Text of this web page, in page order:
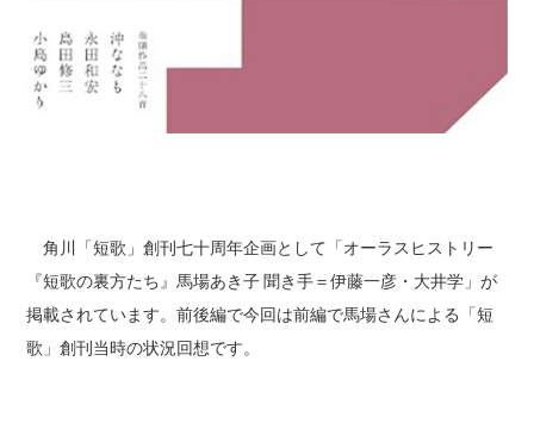
角川「短歌」創刊七十周年企画として「オーラスヒストリー
『短歌の裏方たち』馬場あき子 聞き手＝伊藤一彦・大井学」が
掲載されています。前後編で今回は前編で馬場さんによる「短
歌」創刊当時の状況回想です。